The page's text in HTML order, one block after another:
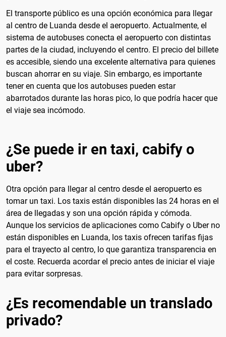
El transporte público es una opción económica para llegar
al centro de Luanda desde el aeropuerto. Actualmente, el
sistema de autobuses conecta el aeropuerto con distintas
partes de la ciudad, incluyendo el centro. El precio del billete
es accesible, siendo una excelente alternativa para quienes
buscan ahorrar en su viaje. Sin embargo, es importante
tener en cuenta que los autobuses pueden estar
abarrotados durante las horas pico, lo que podría hacer que
el viaje sea incómodo.
¿Se puede ir en taxi, cabify o
uber?
Otra opción para llegar al centro desde el aeropuerto es
tomar un taxi. Los taxis están disponibles las 24 horas en el
área de llegadas y son una opción rápida y cómoda.
Aunque los servicios de aplicaciones como Cabify o Uber no
están disponibles en Luanda, los taxis ofrecen tarifas fijas
para el trayecto al centro, lo que garantiza transparencia en
el coste. Recuerda acordar el precio antes de iniciar el viaje
para evitar sorpresas.
¿Es recomendable un translado
privado?